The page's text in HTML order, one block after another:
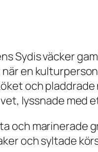
Sydis väcker
en
och
lyssnade med
och marinerade
och syltade